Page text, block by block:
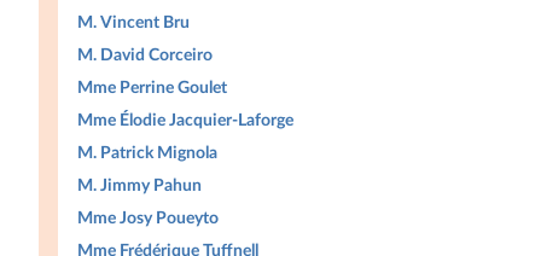
M. Vincent Bru
M. David Corceiro
Mme Perrine Goulet
Mme Élodie Jacquier-Laforge
M. Patrick Mignola
M. Jimmy Pahun
Mme Josy Poueyto
Mme Frédérique Tuffnell